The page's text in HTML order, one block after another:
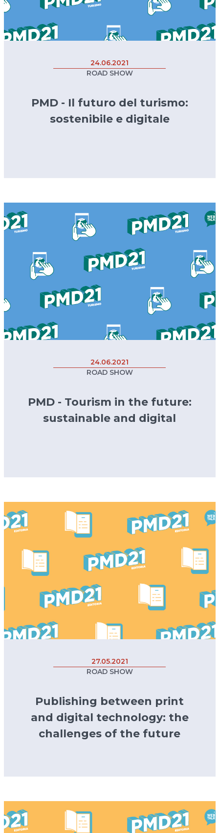
24.06.2021
ROAD SHOW
PMD - Il futuro del turismo:
sostenibile e digitale
24.06.2021
ROAD SHOW
PMD - Tourism in the future:
sustainable and digital
27.05.2021
ROAD SHOW
Publishing between print
and digital technology: the
challenges of the future